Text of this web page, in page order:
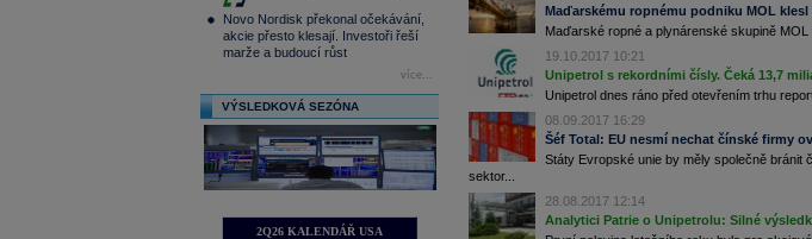
Novo Nordisk překonal očekávání,
akcie přesto klesají. Investoři řeší
marže a budoucí růst
více...
VÝSLEDKOVÁ SEZÓNA
2Q26 KALENDÁŘ USA
Maďarskému ropnému podniku MOL klesl
Maďarské ropné a plynárenské skupině
19.10.2017 10:21
Unipetrol s rekordními čísly. Čeká 13,7
Unipetrol dnes ráno před otevřením trhu
08.09.2017 16:29
Šéf Total: EU nesmí nechat čínské firmy
Státy Evropské unie by měly společně
sektor...
28.08.2017 12:14
Analytici Patrie o Unipetrolu: Silné